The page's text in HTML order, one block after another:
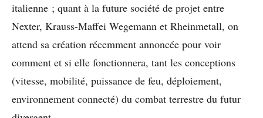
italienne ; quant à la future société de projet entre
Nexter, Krauss-Maffei Wegemann et Rheinmetall, on
attend sa création récemment annoncée pour voir
comment et si elle fonctionnera, tant les conceptions
(vitesse, mobilité, puissance de feu, déploiement,
environnement connecté) du combat terrestre du futur